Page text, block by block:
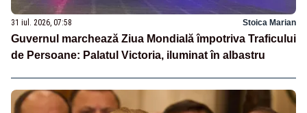
31 iul. 2026, 07:58 Stoica Marian
Guvernul marchează Ziua Mondială împotriva Traficului
de Persoane: Palatul Victoria, iluminat în albastru